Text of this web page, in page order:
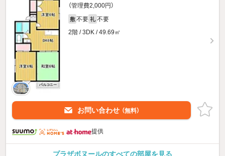
（管理費2,000円）
敷 不要 礼 不要
2階 / 3DK / 49.69㎡
お問い合わせ （無料）
提供
プラザボヌールのすべての部屋を見る